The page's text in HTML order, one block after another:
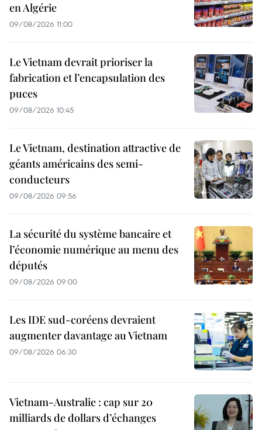
en Algérie
09/08/2026 11:00
Le Vietnam devrait prioriser la
fabrication et l’encapsulation des
puces
09/08/2026 10:45
Le Vietnam, destination attractive de
géants américains des semi-
conducteurs
09/08/2026 09:56
La sécurité du système bancaire et
l’économie numérique au menu des
députés
09/08/2026 09:00
Les IDE sud-coréens devraient
augmenter davantage au Vietnam
09/08/2026 06:30
Vietnam-Australie : cap sur 20
milliards de dollars d’échanges